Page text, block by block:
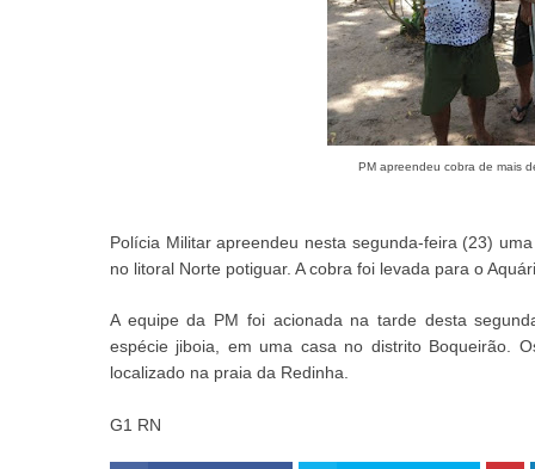
PM apreendeu cobra de mais
Polícia Militar apreendeu nesta segunda-feira (23)
no litoral Norte potiguar. A cobra foi levada para o
A equipe da PM foi acionada na tarde desta
espécie jiboia, em uma casa no distrito Boqueirão.
localizado na praia da Redinha.
G1 RN